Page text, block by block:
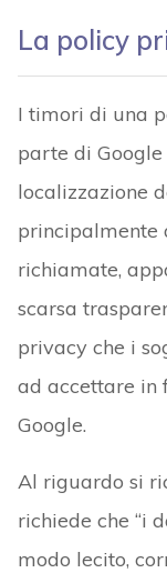
La policy
I timori di una
parte di
localizzazione
principalmente
richiamate,
scarsa
privacy che i
ad accettare in
Google.
Al riguardo si
richiede che “i
modo lecito,